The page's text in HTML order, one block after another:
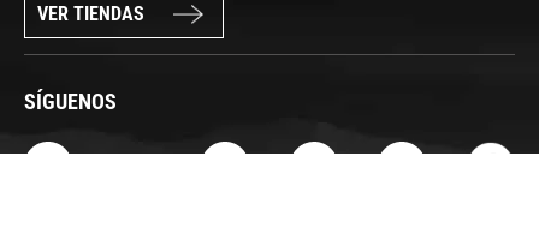
VER TIENDAS
SÍGUENOS